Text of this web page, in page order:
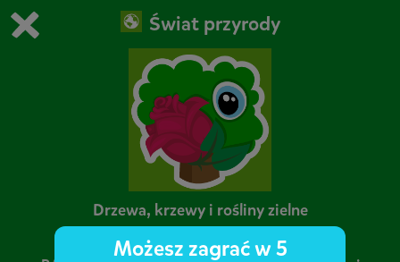
Grasz w wersję demonstracyjną Squli
Kup teraz!
0 1
Świat przyrody
Drzewa, krzewy i rośliny zielne
Możesz zagrać w 5